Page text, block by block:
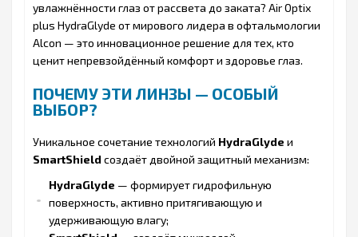
увлажнённости глаз от рассвета до заката? Air Optix
plus HydraGlyde от мирового лидера в офтальмологии
Alcon — это инновационное решение для тех, кто
ценит непревзойдённый комфорт и здоровье глаз.
ПОЧЕМУ ЭТИ ЛИНЗЫ — ОСОБЫЙ
ВЫБОР?
Уникальное сочетание технологий HydraGlyde и
SmartShield создаёт двойной защитный механизм:
HydraGlyde — формирует гидрофильную
поверхность, активно притягивающую и
удерживающую влагу;